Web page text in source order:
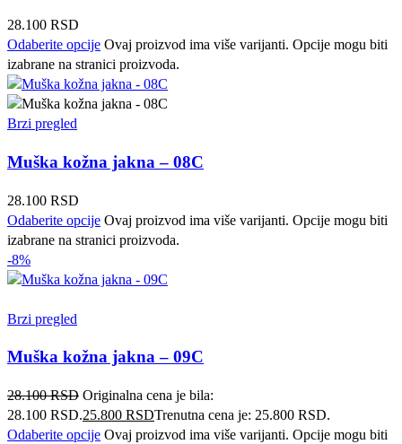
28.100 RSD
Odaberite opcije Ovaj proizvod ima više varijanti. Opcije mogu biti
izabrane na stranici proizvoda.
Brzi pregled
Muška kožna jakna – 08C
28.100 RSD
Odaberite opcije Ovaj proizvod ima više varijanti. Opcije mogu biti
izabrane na stranici proizvoda.
-8%
Brzi pregled
Muška kožna jakna – 09C
28.100RSD Originalna cena je bila:
28.100 RSD.25.800 RSDTrenutna cena je: 25.800 RSD.
Odaberite opcije Ovaj proizvod ima više varijanti. Opcije mogu biti